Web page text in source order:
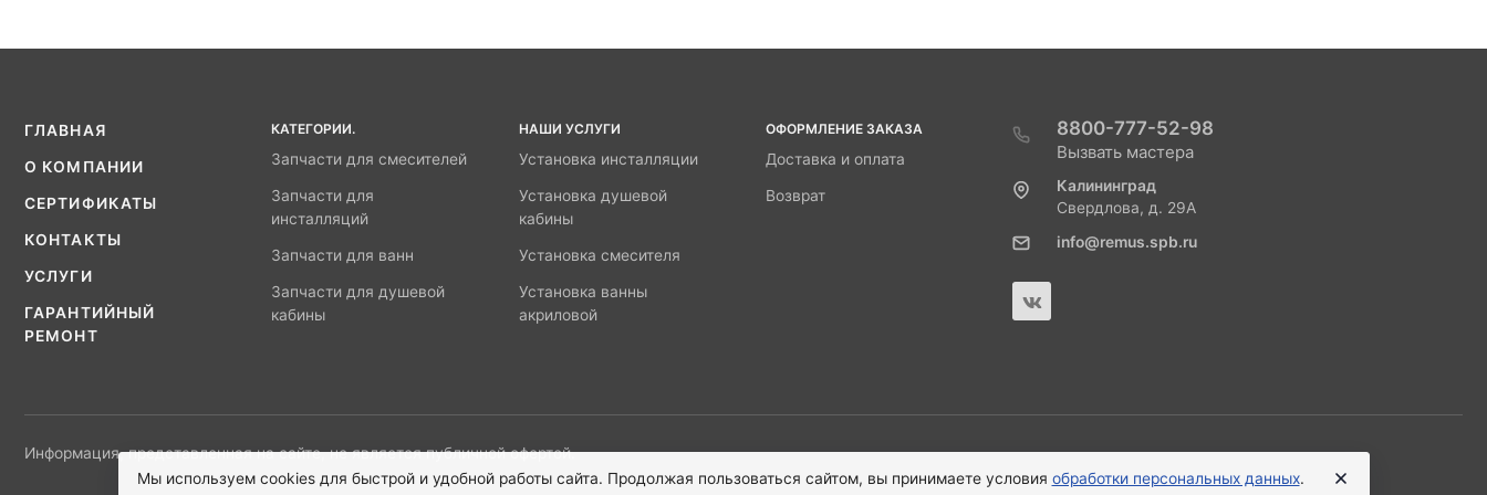
ГЛАВНАЯ
О КОМПАНИИ
СЕРТИФИКАТЫ
КОНТАКТЫ
УСЛУГИ
ГАРАНТИЙНЫЙ
РЕМОНТ
КАТЕГОРИИ.
Запчасти для смесителей
Запчасти для
инсталляций
Запчасти для ванн
Запчасти для душевой
кабины
НАШИ УСЛУГИ
Установка инсталляции
Установка душевой
кабины
Установка смесителя
Установка ванны
акриловой
ОФОРМЛЕНИЕ ЗАКАЗА
Доставка и оплата
Возврат
8800-777-52-98
Вызвать мастера
Калининград
Свердлова, д. 29А
info@remus.spb.ru
Информация, представленная на сайте, не является публичной офертой.
Мы используем cookies для быстрой и удобной работы сайта. Продолжая пользоваться сайтом, вы принимаете условия обработки персональных данных.